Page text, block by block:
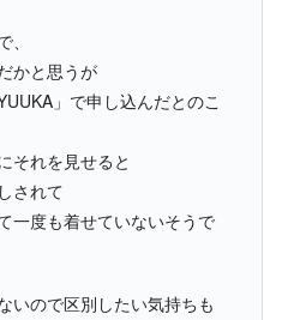
かと思うが
」で申し込んだとのこ
それを見せると
されて
一度も着せていないそうで
いので区別したい気持ちも